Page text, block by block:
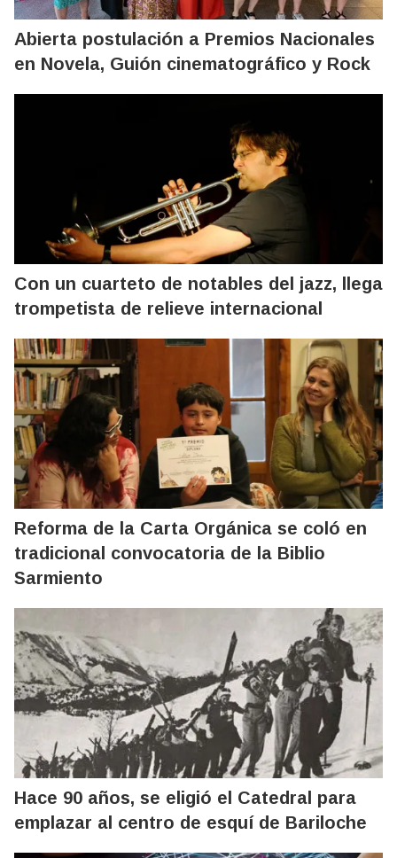
Abierta postulación a Premios Nacionales
en Novela, Guión cinematográfico y Rock
Con un cuarteto de notables del jazz, llega
trompetista de relieve internacional
Reforma de la Carta Orgánica se coló en
tradicional convocatoria de la Biblio
Sarmiento
Hace 90 años, se eligió el Catedral para
emplazar al centro de esquí de Bariloche